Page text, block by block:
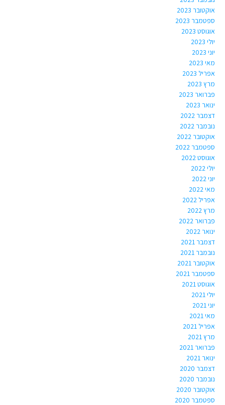
אוקטובר 2023
ספטמבר 2023
אוגוסט 2023
יולי 2023
יוני 2023
מאי 2023
אפריל 2023
מרץ 2023
פברואר 2023
ינואר 2023
דצמבר 2022
נובמבר 2022
אוקטובר 2022
ספטמבר 2022
אוגוסט 2022
יולי 2022
יוני 2022
מאי 2022
אפריל 2022
מרץ 2022
פברואר 2022
ינואר 2022
דצמבר 2021
נובמבר 2021
אוקטובר 2021
ספטמבר 2021
אוגוסט 2021
יולי 2021
יוני 2021
מאי 2021
אפריל 2021
מרץ 2021
פברואר 2021
ינואר 2021
דצמבר 2020
נובמבר 2020
אוקטובר 2020
ספטמבר 2020